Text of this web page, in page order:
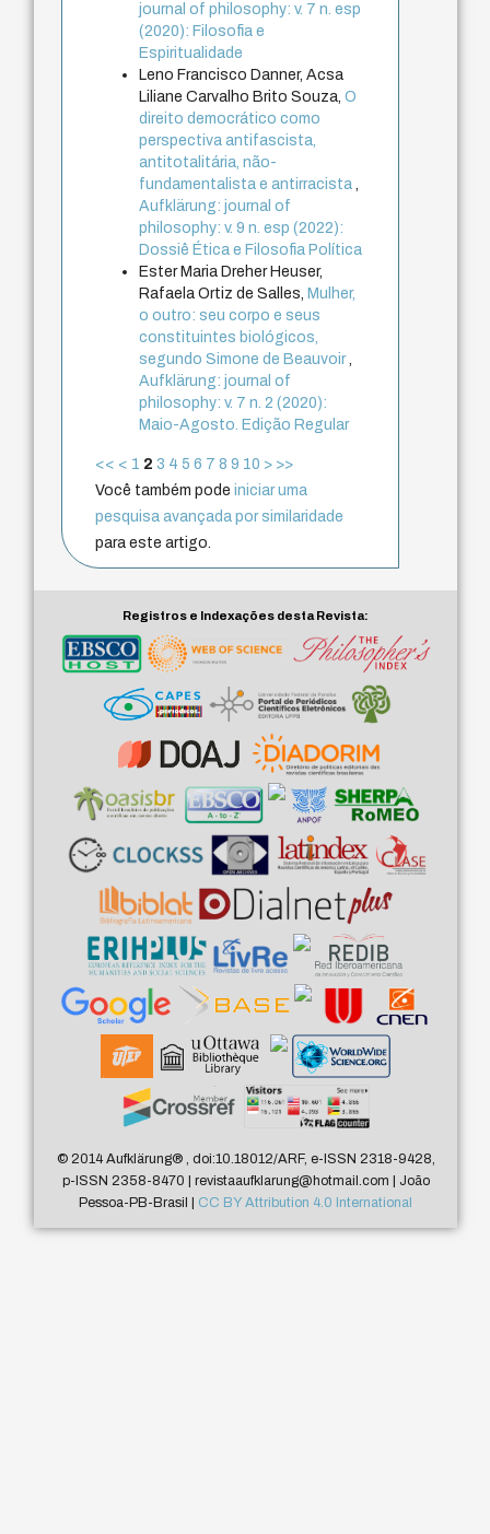
journal of philosophy: v. 7 n. esp
(2020): Filosofia e
Espiritualidade
Leno Francisco Danner, Acsa
Liliane Carvalho Brito Souza,O
direito democrático como
perspectiva antifascista,
antitotalitária, não-
fundamentalista e antirracista,
Aufklärung: journal of
philosophy: v. 9 n. esp (2022):
Dossiê Ética e Filosofia Política
Ester Maria Dreher Heuser,
Rafaela Ortiz de Salles, Mulher,
o outro: seu corpo e seus
constituintes biológicos,
segundo Simone de Beauvoir,
Aufklärung: journal of
philosophy: v. 7 n. 2 (2020):
Maio-Agosto. Edição Regular
<< < 1 2 3 4 5 6 7 8 9 10 > >>
Você também podeiniciar uma
pesquisa avançada por similaridade
para este artigo.
Registros e Indexações desta Revista:
© 2014 Aufklärung®, doi:10.18012/ARF, e-ISSN 2318-9428,
p-ISSN 2358-8470 | revistaaufklarung@hotmail.com | João
Pessoa-PB-Brasil | CC BY Attribution 4.0 International